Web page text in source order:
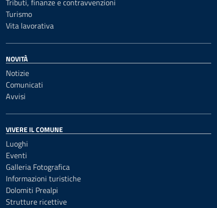
Tributi, finanze e contravvenzioni
Turismo
Vita lavorativa
NOVITÀ
Notizie
Comunicati
Avvisi
VIVERE IL COMUNE
Luoghi
Eventi
Galleria Fotografica
Informazioni turistiche
Dolomiti Prealpi
Strutture ricettive